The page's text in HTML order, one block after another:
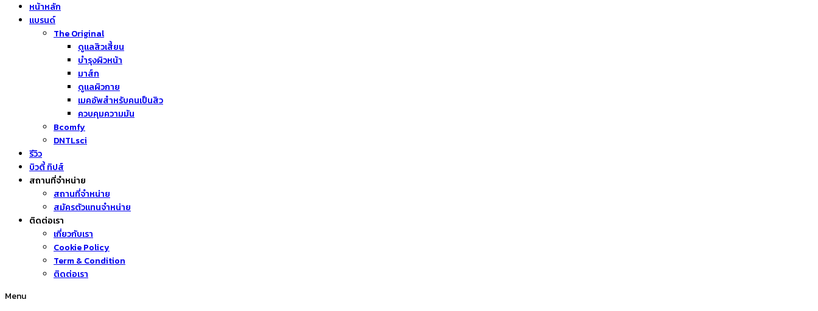
หน้าหลัก
แบรนด์
The Original
ดูแลสิวเสี้ยน
บำรุงผิวหน้า
มาส์ก
ดูแลผิวกาย
เมคอัพสำหรับคนเป็นสิว
ควบคุมความมัน
Bcomfy
DNTLsci
รีวิว
บิวตี้ ทิปส์
สถานที่จำหน่าย
สถานที่จำหน่าย
สมัครตัวแทนจำหน่าย
ติดต่อเรา
เกี่ยวกับเรา
Cookie Policy
Term & Condition
ติดต่อเรา
Menu